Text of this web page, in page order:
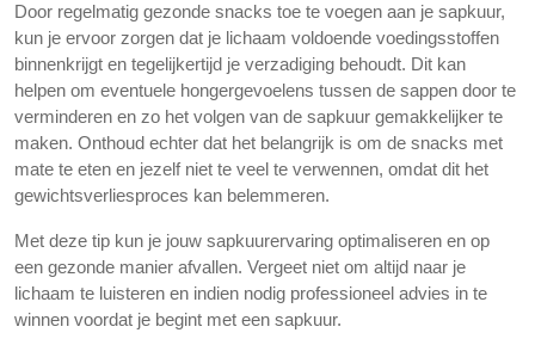
Door regelmatig gezonde snacks toe te voegen aan je sapkuur,
kun je ervoor zorgen dat je lichaam voldoende voedingsstoffen
binnenkrijgt en tegelijkertijd je verzadiging behoudt. Dit kan
helpen om eventuele hongergevoelens tussen de sappen door te
verminderen en zo het volgen van de sapkuur gemakkelijker te
maken. Onthoud echter dat het belangrijk is om de snacks met
mate te eten en jezelf niet te veel te verwennen, omdat dit het
gewichtsverliesproces kan belemmeren.
Met deze tip kun je jouw sapkuurervaring optimaliseren en op
een gezonde manier afvallen. Vergeet niet om altijd naar je
lichaam te luisteren en indien nodig professioneel advies in te
winnen voordat je begint met een sapkuur.